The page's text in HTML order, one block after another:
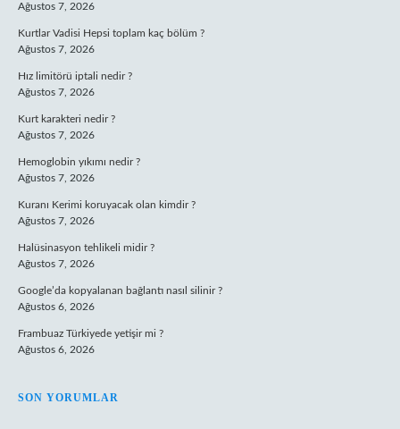
Ağustos 7, 2026
Kurtlar Vadisi Hepsi toplam kaç bölüm ?
Ağustos 7, 2026
Hız limitörü iptali nedir ?
Ağustos 7, 2026
Kurt karakteri nedir ?
Ağustos 7, 2026
Hemoglobin yıkımı nedir ?
Ağustos 7, 2026
Kuranı Kerimi koruyacak olan kimdir ?
Ağustos 7, 2026
Halüsinasyon tehlikeli midir ?
Ağustos 7, 2026
Google’da kopyalanan bağlantı nasıl silinir ?
Ağustos 6, 2026
Frambuaz Türkiyede yetişir mi ?
Ağustos 6, 2026
SON YORUMLAR